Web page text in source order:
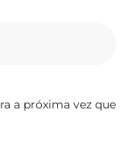
a próxima vez que